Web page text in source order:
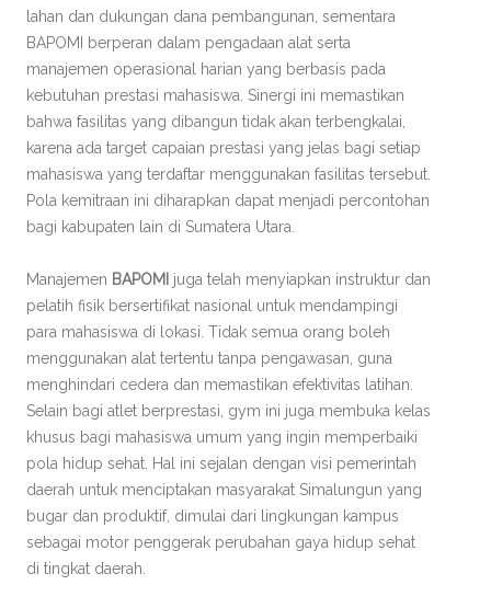
lahan dan dukungan dana pembangunan, sementara
BAPOMI berperan dalam pengadaan alat serta
manajemen operasional harian yang berbasis pada
kebutuhan prestasi mahasiswa. Sinergi ini memastikan
bahwa fasilitas yang dibangun tidak akan terbengkalai,
karena ada target capaian prestasi yang jelas bagi setiap
mahasiswa yang terdaftar menggunakan fasilitas tersebut.
Pola kemitraan ini diharapkan dapat menjadi percontohan
bagi kabupaten lain di Sumatera Utara.
Manajemen BAPOMI
juga telah menyiapkan instruktur dan
pelatih fisik bersertifikat nasional untuk mendampingi
para mahasiswa di lokasi. Tidak semua orang boleh
menggunakan alat tertentu tanpa pengawasan, guna
menghindari cedera dan memastikan efektivitas latihan.
Selain bagi atlet berprestasi, gym ini juga membuka kelas
khusus bagi mahasiswa umum yang ingin memperbaiki
pola hidup sehat. Hal ini sejalan dengan visi pemerintah
daerah untuk menciptakan masyarakat Simalungun yang
bugar dan produktif, dimulai dari lingkungan kampus
sebagai motor penggerak perubahan gaya hidup sehat
di tingkat daerah.